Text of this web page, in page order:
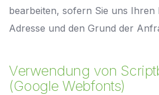
bearbeiten, sofern Sie uns Ihren
Adresse und den Grund der
Verwendung von
(Google Webfonts)